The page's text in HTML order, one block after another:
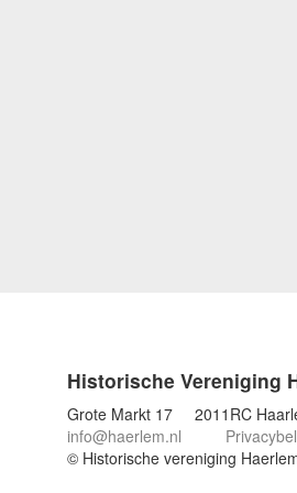
Historische Vereniging
Grote Markt 17 2011RC
info@haerlem.nl
© Historische vereniging